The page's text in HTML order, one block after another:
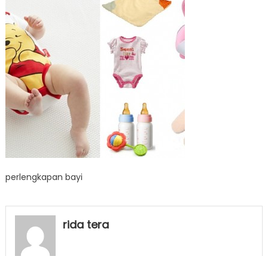
perlengkapan bayi
rida tera